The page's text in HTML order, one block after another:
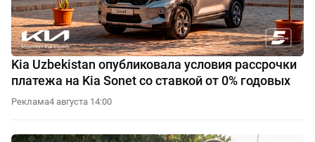
Kia Uzbekistan опубликовала условия рассрочки
платежа на Kia Sonet со ставкой от 0% годовых
Реклама4 августа 14:00